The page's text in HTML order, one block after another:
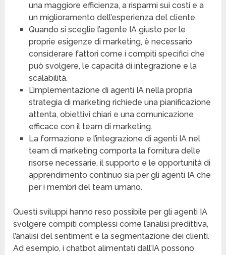
una maggiore efficienza, a risparmi sui costi e a
un miglioramento dell’esperienza del cliente.
Quando si sceglie l’agente IA giusto per le
proprie esigenze di marketing, è necessario
considerare fattori come i compiti specifici che
può svolgere, le capacità di integrazione e la
scalabilità.
L’implementazione di agenti IA nella propria
strategia di marketing richiede una pianificazione
attenta, obiettivi chiari e una comunicazione
efficace con il team di marketing.
La formazione e l’integrazione di agenti IA nel
team di marketing comporta la fornitura delle
risorse necessarie, il supporto e le opportunità di
apprendimento continuo sia per gli agenti IA che
per i membri del team umano.
Questi sviluppi hanno reso possibile per gli agenti IA
svolgere compiti complessi come l’analisi predittiva,
l’analisi del sentiment e la segmentazione dei clienti.
Ad esempio, i chatbot alimentati dall’IA possono